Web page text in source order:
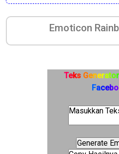
Emoticon
Teks Generator
Facebo